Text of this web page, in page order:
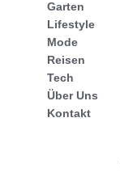
Garten
Lifestyle
Mode
Reisen
Tech
Über Uns
Kontakt